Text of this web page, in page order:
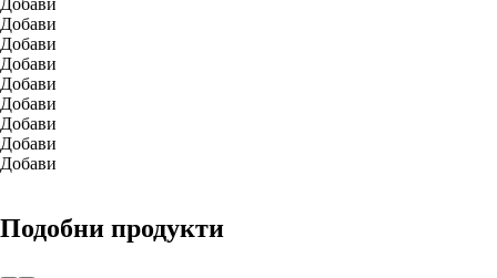
Добави
Добави
Добави
Добави
Добави
Добави
Добави
Добави
Подобни продукти